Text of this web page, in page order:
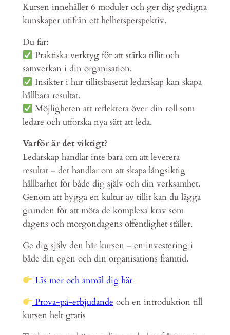
Kursen innehåller 6 moduler och ger dig gedigna
kunskaper utifrån ett helhetsperspektiv.
Du får:
Praktiska verktyg för att stärka tillit och
samverkan i din organisation.
Insikter i hur tillitsbaserat ledarskap kan skapa
hållbara resultat.
Möjligheten att reflektera över din roll som
ledare och utforska nya sätt att leda.
Varför är det viktigt?
Ledarskap handlar inte bara om att leverera
resultat – det handlar om att skapa långsiktig
hållbarhet för både dig själv och din verksamhet.
Genom att bygga en kultur av tillit kan du lägga
grunden för att möta de komplexa krav som
dagens och morgondagens offentlighet ställer.
Ge dig själv den här kursen – en investering i
både din egen och din organisations framtid.
Läs mer och anmäl dig här
Prova-på-erbjudande och en introduktion till
kursen helt gratis